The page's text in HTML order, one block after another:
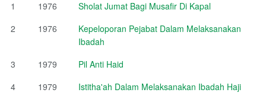
1 1976
Sholat Jumat Bagi Musafir Di Kapal
2
1976
Kepeloporan Pejabat Dalam Melaksanakan
Ibadah
3
1979
Pil Anti Haid
4
1979
Istitha'ah Dalam Melaksanakan Ibadah Haji